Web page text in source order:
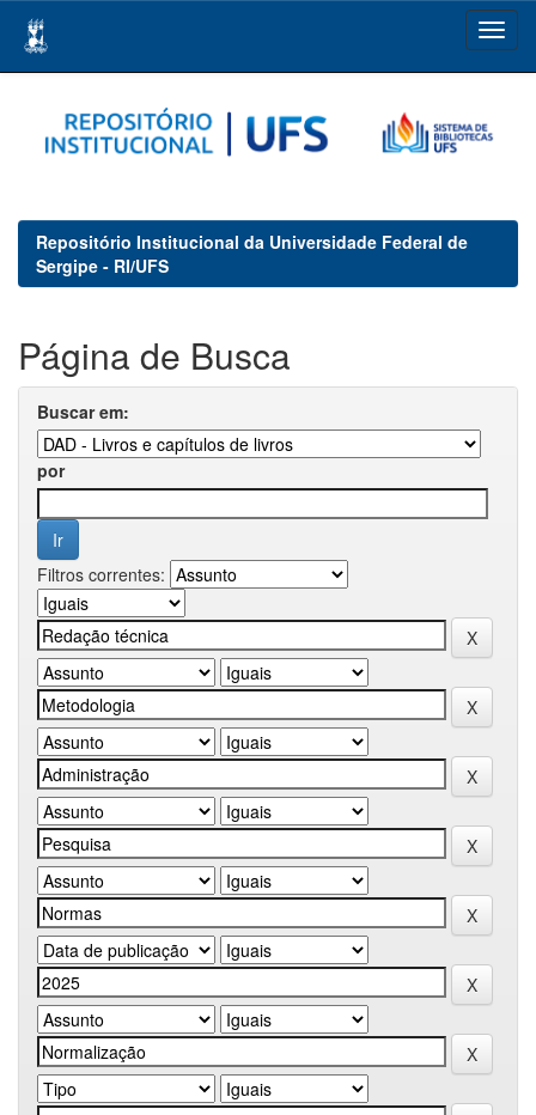
navigation
Repositório Institucional da Universidade Federal de
Sergipe - RI/UFS
Página de Busca
Buscar em:
por
Filtros correntes: